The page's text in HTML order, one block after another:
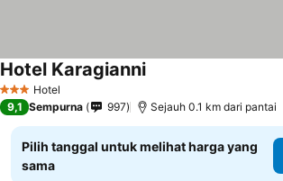
3 BintangHotel
Hotel Karagianni
9,1 Sempurna 997 Sejauh 0.1 km dari pantai
Pilih tanggal untuk melihat harga yang
sama